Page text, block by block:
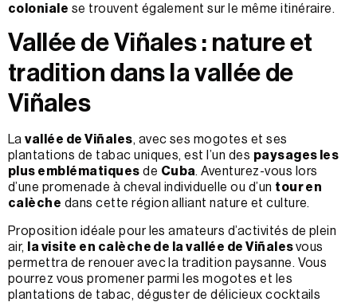
coloniale se trouvent également sur le même itinéraire.
Vallée de Viñales : nature et
tradition dans la vallée de
Viñales
Lavallée de Viñales, avec ses mogotes et ses
plantations de tabac uniques, est l’un des paysages les
plus emblématiques de Cuba. Aventurez-vous lors
d’une promenade à cheval individuelle ou d’un tour en
calèche dans cette région alliant nature et culture.
Proposition idéale pour les amateurs d’activités de plein
air,
la visite en calèche de la vallée de Viñalesvous
permettra de renouer avec la tradition paysanne. Vous
pourrez vous promener parmi les mogotes et les
plantations de tabac, déguster de délicieux cocktails